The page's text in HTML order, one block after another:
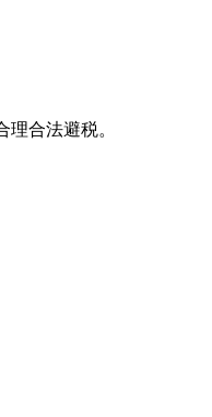
合法避税。